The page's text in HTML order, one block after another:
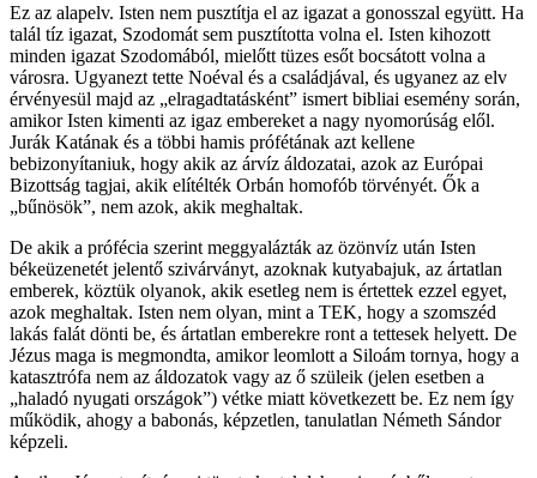
Ez az alapelv. Isten nem pusztítja el az igazat a gonosszal együtt. Ha
talál tíz igazat, Szodomát sem pusztította volna el. Isten kihozott
minden igazat Szodomából, mielőtt tüzes esőt bocsátott volna a
városra. Ugyanezt tette Noéval és a családjával, és ugyanez az elv
érvényesül majd az „elragadtatásként” ismert bibliai esemény során,
amikor Isten kimenti az igaz embereket a nagy nyomorúság elől.
Jurák Katának és a többi hamis prófétának azt kellene
bebizonyítaniuk, hogy akik az árvíz áldozatai, azok az Európai
Bizottság tagjai, akik elítélték Orbán homofób törvényét. Ők a
„bűnösök”, nem azok, akik meghaltak.
De akik a prófécia szerint meggyalázták az özönvíz után Isten
békeüzenetét jelentő szivárványt, azoknak kutyabajuk, az ártatlan
emberek, köztük olyanok, akik esetleg nem is értettek ezzel egyet,
azok meghaltak. Isten nem olyan, mint a TEK, hogy a szomszéd
lakás falát dönti be, és ártatlan emberekre ront a tettesek helyett. De
Jézus maga is megmondta, amikor leomlott a Siloám tornya, hogy a
katasztrófa nem az áldozatok vagy az ő szüleik (jelen esetben a
„haladó nyugati országok”) vétke miatt következett be. Ez nem így
működik, ahogy a babonás, képzetlen, tanulatlan Németh Sándor
képzeli.